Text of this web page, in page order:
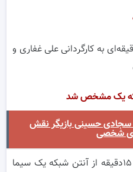
مجموعه در ۳۰ قسمت ۴۵ دقیقه‌ای به کارگردانی علی غفاری و
یک مشخص شد
سجادی حسینی بازیگر نقش
شخصی
سریال ‌رخنه‌ هر شب ساعت۲۲و ۱۵دقیقه از آنتن شبکه یک سیما